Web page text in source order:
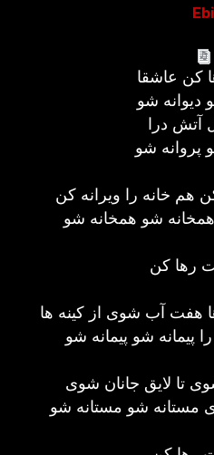
Ebi
کن عاشقا
دیوانه شو
آتش درا
پروانه شو
هم خانه را ویرانه کن
همخانه شو همخانه شو
هفت آب شوی از کینه ها
شو پیمانه شو
تا لایق جانان شوی
مستانه شو مستانه شو